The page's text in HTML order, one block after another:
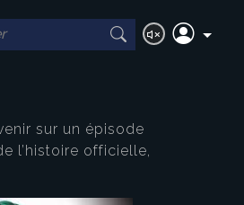
sur un épisode
l’histoire officielle,